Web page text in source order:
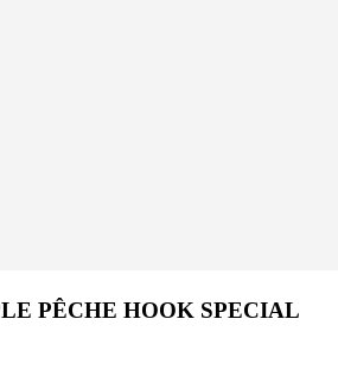
PÊCHE HOOK SPECIAL